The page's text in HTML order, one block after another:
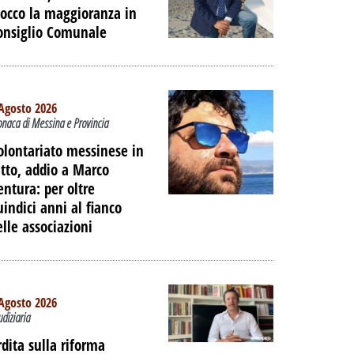
-
LE
la maggioranza in
Comunale
2026
di Messina e Provincia
messinese in
addio a Marco
per oltre
anni al fianco
associazioni
2026
sulla riforma